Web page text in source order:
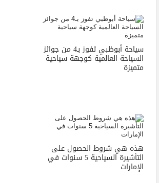
سياحة أبوظبي تفوز بـ4 من جوائز
السياحة العالمية كوجهة سياحية
متميزة
هذه هي شروط الحصول على
التأشيرة السياحية 5 سنوات في
الإمارات